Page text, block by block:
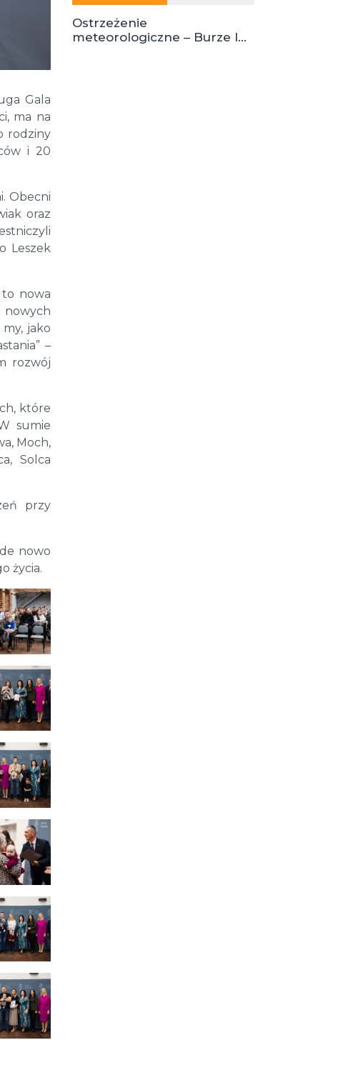
Gala
ma na
rodziny
i 20
Obecni
oraz
Leszek
to nowa
nowych
jako
–
rozwój
które
sumie
Moch,
Solca
przy
nowo
życia.
Ostrzeżenie
meteorologiczne – Burze I